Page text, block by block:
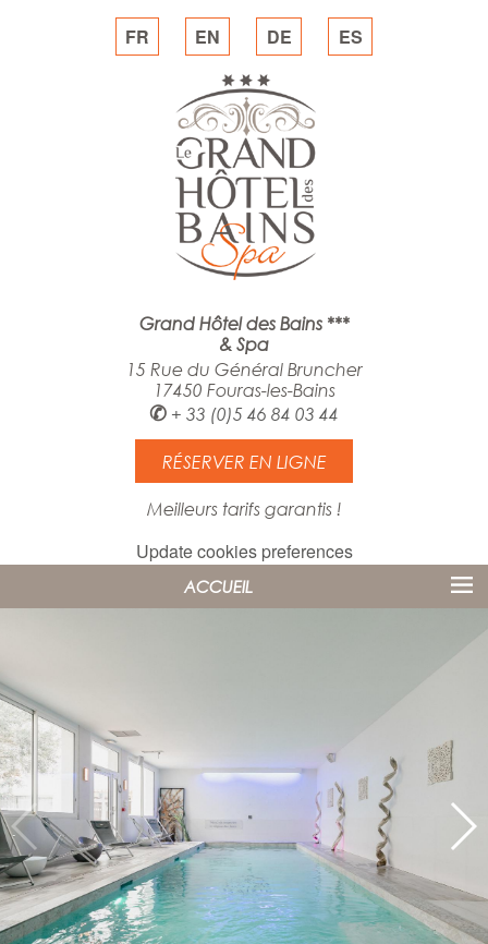
FR EN DE ES
Grand Hôtel des Bains ***
& Spa
15 Rue du Général Bruncher
17450 Fouras-les-Bains
✆ + 33 (0)5 46 84 03 44
RÉSERVER EN LIGNE
Meilleurs tarifs garantis !
Update cookies preferences
ACCUEIL